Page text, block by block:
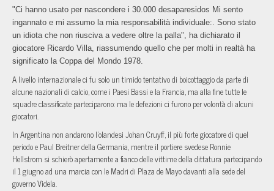
"Ci hanno usato per nascondere i 30.000 desaparesidos Mi sento
ingannato e mi assumo la mia responsabilità individuale:. Sono stato
un idiota che non riusciva a vedere oltre la palla", ha dichiarato il
giocatore Ricardo Villa, riassumendo quello che per molti in realtà ha
significato la Coppa del Mondo 1978.
A livello internazionale ci fu solo un timido tentativo di boicottaggio da parte di
alcune nazionali di calcio, come i Paesi Bassi e la Francia, ma alla fine tutte le
squadre classificate parteciparono: ma le defezioni ci furono per volontà di alcuni
giocatori.
In Argentina non andarono l'olandesi Johan Cruyff, il più forte giocatore di quel
periodo e Paul Breitner della Germania, mentre il portiere svedese Ronnie
Hellstrom si schierò apertamente a fianco delle vittime della dittatura partecipando
il 1 giugno ad una marcia con le Madri di Plaza de Mayo davanti alla sede del
governo Videla.